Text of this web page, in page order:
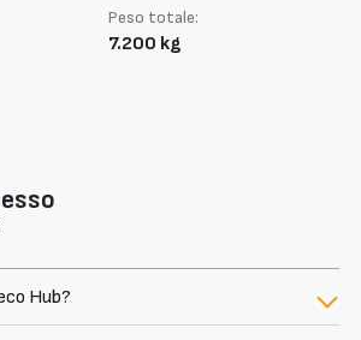
Peso totale:
7.200 kg
Hub?